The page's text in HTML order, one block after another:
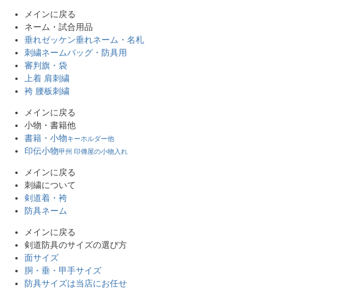
メインに戻る
ネーム・試合用品
垂れゼッケン垂れネーム・名札
刺繍ネームバッグ・防具用
審判旗・袋
上着 肩刺繍
袴 腰板刺繍
メインに戻る
小物・書籍他
書籍・小物キーホルダー他
印伝小物甲州 印傳屋の小物入れ
メインに戻る
刺繍について
剣道着・袴
防具ネーム
メインに戻る
剣道防具のサイズの選び方
面サイズ
胴・垂・甲手サイズ
防具サイズは当店にお任せ